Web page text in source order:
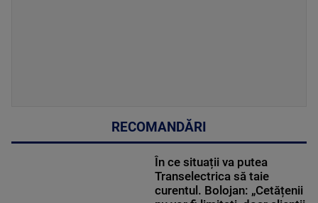
RECOMANDĂRI
În ce situații va putea
Transelectrica să taie
curentul. Bolojan: „Cetățenii